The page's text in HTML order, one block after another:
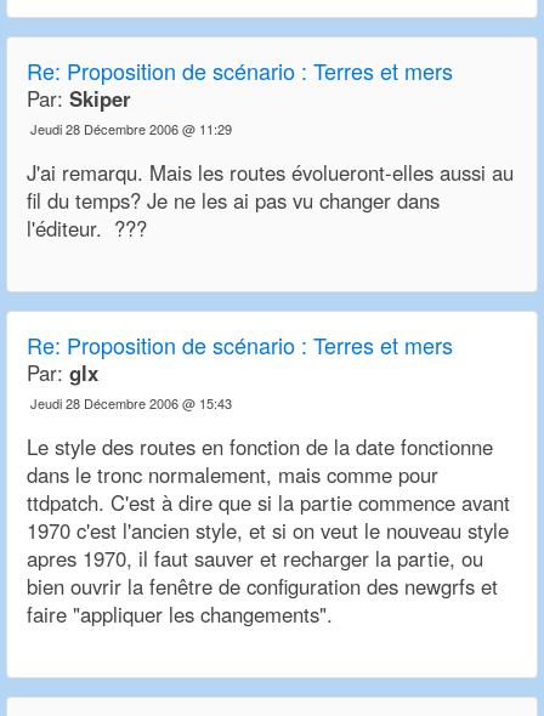
Re: Proposition de scénario : Terres et mers
Par: Skiper
Jeudi 28 Décembre 2006 @ 11:29
J'ai remarqu. Mais les routes évolueront-elles aussi au
fil du temps? Je ne les ai pas vu changer dans
l'éditeur. ???
Re: Proposition de scénario : Terres et mers
Par: glx
Jeudi 28 Décembre 2006 @ 15:43
Le style des routes en fonction de la date fonctionne
dans le tronc normalement, mais comme pour
ttdpatch. C'est à dire que si la partie commence avant
1970 c'est l'ancien style, et si on veut le nouveau style
apres 1970, il faut sauver et recharger la partie, ou
bien ouvrir la fenêtre de configuration des newgrfs et
faire "appliquer les changements".